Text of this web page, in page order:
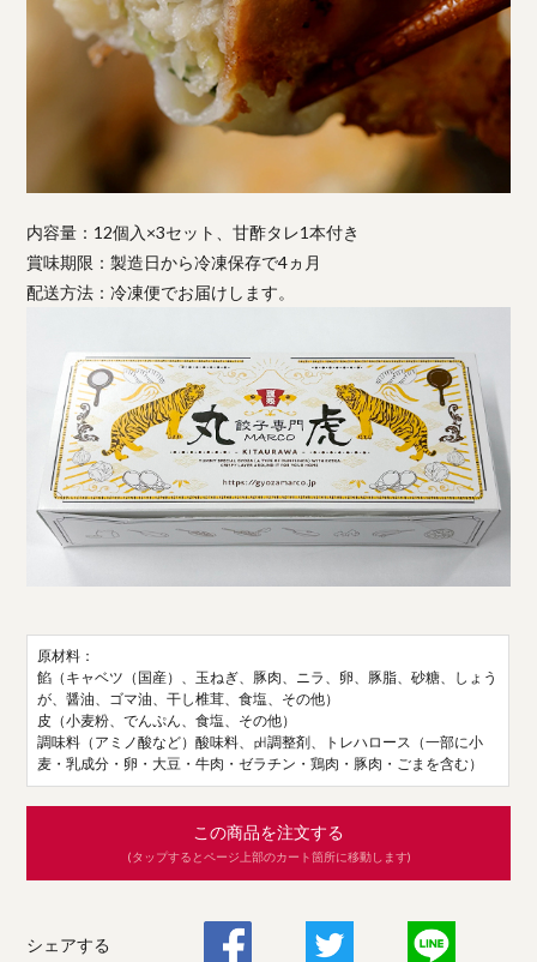
内容量：12個入×3セット、甘酢タレ1本付き
賞味期限：製造日から冷凍保存で4ヵ月
配送方法：冷凍便でお届けします。
原材料：
餡（キャベツ（国産）、玉ねぎ、豚肉、ニラ、卵、豚脂、砂糖、しょう
が、醤油、ゴマ油、干し椎茸、食塩、その他）
皮（小麦粉、でんぷん、食塩、その他）
調味料（アミノ酸など）酸味料、㏗調整剤、トレハロース（一部に小
麦・乳成分・卵・大豆・牛肉・ゼラチン・鶏肉・豚肉・ごまを含む）
この商品を注文する
(タップするとページ上部のカート箇所に移動します)
シェアする